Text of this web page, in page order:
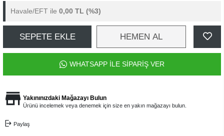
Havale/EFT ile 0,00 TL (%3)
SEPETE EKLE HEMEN AL
WHATSAPP İLE SİPARİŞ VER
Yakınınızdaki Mağazayı Bulun
Ürünü incelemek veya denemek için size en yakın mağazayı bulun.
Paylaş